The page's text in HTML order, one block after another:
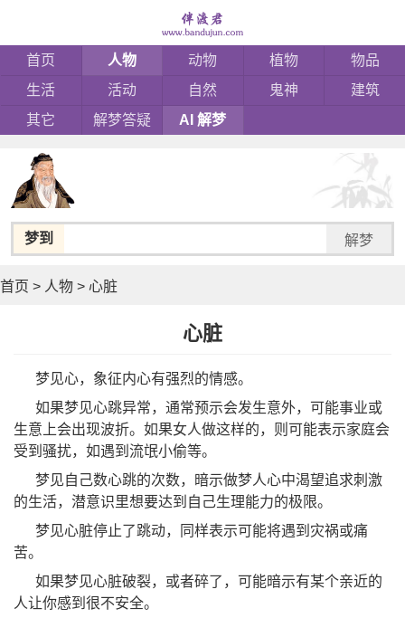
首页 人物 动物 植物
物品
生活
活动 自然 鬼神
建筑
其它
解梦答疑 AI 解梦
梦到 解梦
首页 > 人物 > 心脏
心脏
梦见心，象征内心有强烈的情感。
如果梦见心跳异常，通常预示会发生意外，可能事业或
生意上会出现波折。如果女人做这样的，则可能表示家庭会
受到骚扰，如遇到流氓小偷等。
梦见自己数心跳的次数，暗示做梦人心中渴望追求刺激
的生活，潜意识里想要达到自己生理能力的极限。
梦见心脏停止了跳动，同样表示可能将遇到灾祸或痛
苦。
如果梦见心脏破裂，或者碎了，可能暗示有某个亲近的
人让你感到很不安全。